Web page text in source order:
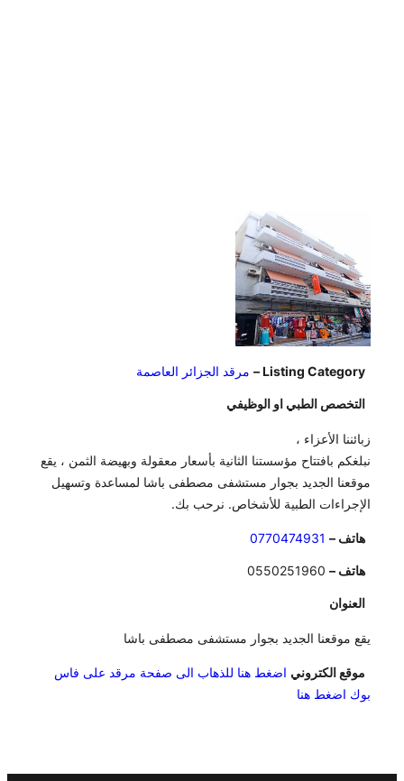
Listing Category – مرقد الجزائر العاصمة
التخصص الطبي او الوظيفي
زبائننا الأعزاء ،
نبلغكم بافتتاح مؤسستنا الثانية بأسعار معقولة وبهيضة الثمن ، يقع
موقعنا الجديد بجوار مستشفى مصطفى باشا لمساعدة وتسهيل
الإجراءات الطبية للأشخاص. نرحب بك.
هاتف – 0770474931
هاتف – 0550251960
العنوان
يقع موقعنا الجديد بجوار مستشفى مصطفى باشا
موقع الكتروني اضغط هنا للذهاب الى صفحة مرقد على فاس
بوك اضغط هنا